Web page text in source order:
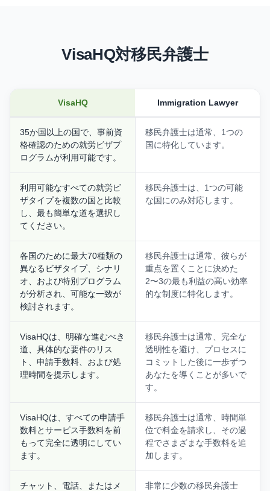
VisaHQ対移民弁護士
VisaHQ Immigration Lawyer
35か国以上の国で、事前資
格確認のための就労ビザプ
ログラムが利用可能です。
移民弁護士は通常、1つの
国に特化しています。
利用可能なすべての就労ビ
ザタイプを複数の国と比較
し、最も簡単な道を選択し
てください。
移民弁護士は、1つの可能
な国にのみ対応します。
各国のために最大70種類の
異なるビザタイプ、シナリ
オ、および特別プログラム
が分析され、可能な一致が
検討されます。
移民弁護士は通常、彼らが
重点を置くことに決めた
2〜3の最も利益の高い効率
的な制度に特化します。
VisaHQは、明確な進むべき
道、具体的な要件のリス
ト、申請手数料、および処
理時間を提示します。
移民弁護士は通常、完全な
透明性を避け、プロセスに
コミットした後に一歩ずつ
あなたを導くことが多いで
す。
VisaHQは、すべての申請手
数料とサービス手数料を前
もって完全に透明にしてい
ます。
移民弁護士は通常、時間単
位で料金を請求し、その過
程でさまざまな手数料を追
加します。
チャット、電話、またはメ
非常に少数の移民弁護士